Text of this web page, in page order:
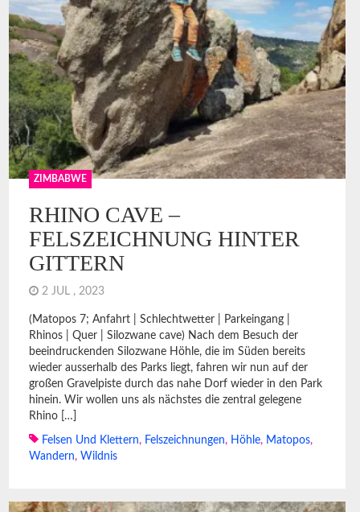
ZIMBABWE
RHINO CAVE –
FELSZEICHNUNG HINTER
GITTERN
2 JUL , 2023
(Matopos 7; Anfahrt | Schlechtwetter | Parkeingang |
Rhinos | Quer | Silozwane cave) Nach dem Besuch der
beeindruckenden Silozwane Höhle, die im Süden bereits
wieder ausserhalb des Parks liegt, fahren wir nun auf der
großen Gravelpiste durch das nahe Dorf wieder in den Park
hinein. Wir wollen uns als nächstes die zentral gelegene
Rhino […]
Felsen Und Klettern, Felszeichnungen, Höhle, Matopos,
Wandern, Wildnis